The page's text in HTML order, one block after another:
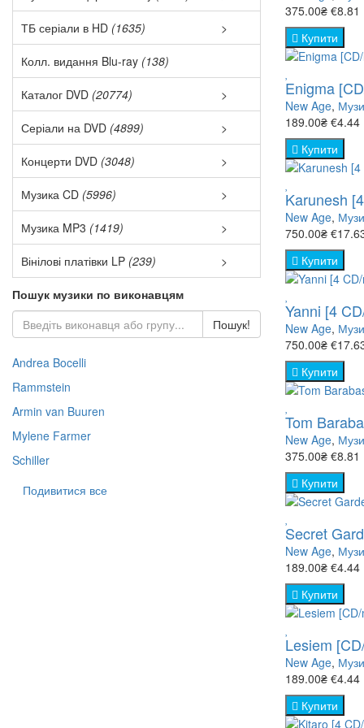
Укр.
Фільми,
ТОП-250
Бойовик
Вестерн
Азіатське
Військові
Детектив
Дитячий /
Драма
Оскар
Акції (193)
Комедія
Audio Blu-
Eurodance
Балет (28)
Джаз та
Класика
ТБ серіали в HD (1635)
>
Колл. видання Blu-ray (138)
Каталог DVD (20774)
>
Наруто
Колекції
Новинки
Комедії на
Трилер\
Драма
Індійське
Жах
- Історія
- Космос
Серіали на DVD (4899)
>
Серіали
- Бойовик
-
- Детектив
- Драма
-
- Комедія
-
-
- Містика
- Триллер
- Жахи
Концерти DVD (3048)
>
Disco (33)
Metal (341)
Rock (1489)
Балет (7)
Джаз та
Караоке (13)
Музика CD (5996)
>
Pop (906)
Rock (4052)
Hip-hop
Jazz and
Класична
Музика MP3 (1419)
>
Шансон
Класична
Jazz &
Rock (444)
Вінілові платівки LP (239)
>
Electronic
Jazz and
Pop LP
Пошук музики по виконавцям
Пошук!
Andrea Bocelli
Rammstein
Armin van Buuren
Mylene Farmer
Schiller
Подивитися все
375.00₴ €8.81
Купити
Enigma
New Age,
189.00₴ €4.44
Купити
Karunesh
New Age,
750.00₴
Купити
Yanni [4
New Age,
750.00₴
Купити
Tom
New Age,
375.00₴ €8.81
Купити
Secret
New Age,
189.00₴ €4.44
Купити
Lesiem
New Age,
189.00₴ €4.44
Купити